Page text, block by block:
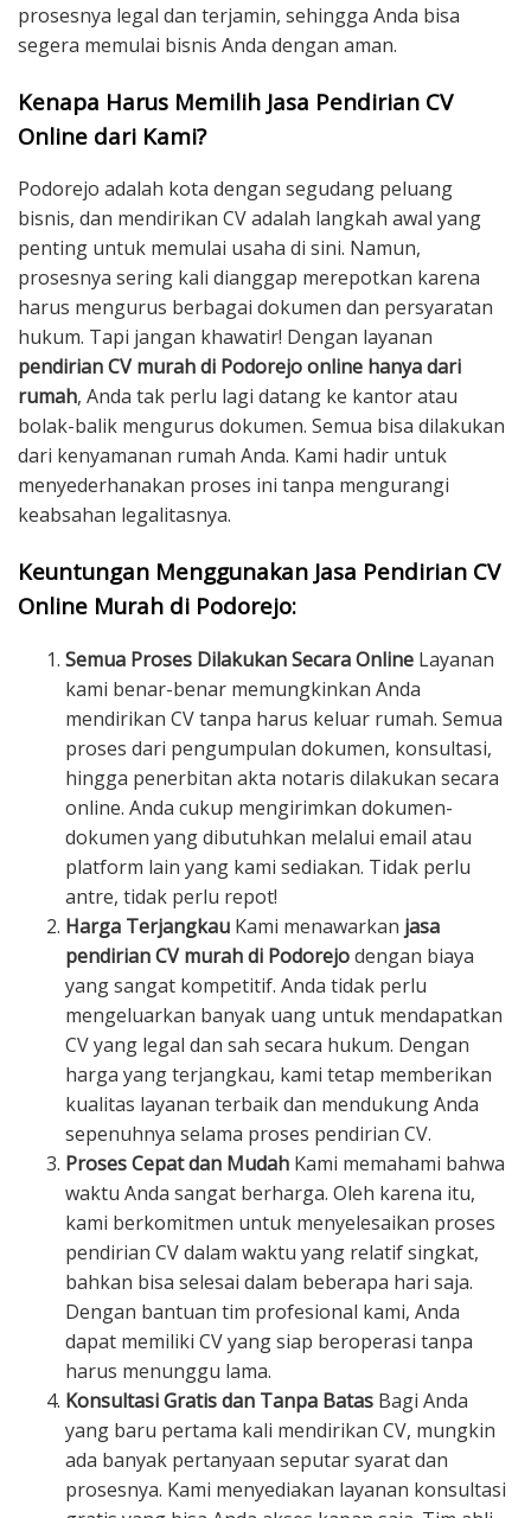
prosesnya legal dan terjamin, sehingga Anda bisa
segera memulai bisnis Anda dengan aman.
Kenapa Harus Memilih Jasa Pendirian CV
Online dari Kami?
Podorejo adalah kota dengan segudang peluang
bisnis, dan mendirikan CV adalah langkah awal yang
penting untuk memulai usaha di sini. Namun,
prosesnya sering kali dianggap merepotkan karena
harus mengurus berbagai dokumen dan persyaratan
hukum. Tapi jangan khawatir! Dengan layanan
pendirian CV murah di Podorejo online hanya dari
rumah, Anda tak perlu lagi datang ke kantor atau
bolak-balik mengurus dokumen. Semua bisa dilakukan
dari kenyamanan rumah Anda. Kami hadir untuk
menyederhanakan proses ini tanpa mengurangi
keabsahan legalitasnya.
Keuntungan Menggunakan Jasa Pendirian CV
Online Murah di Podorejo:
Semua Proses Dilakukan Secara Online Layanan
kami benar-benar memungkinkan Anda
mendirikan CV tanpa harus keluar rumah. Semua
proses dari pengumpulan dokumen, konsultasi,
hingga penerbitan akta notaris dilakukan secara
online. Anda cukup mengirimkan dokumen-
dokumen yang dibutuhkan melalui email atau
platform lain yang kami sediakan. Tidak perlu
antre, tidak perlu repot!
Harga Terjangkau Kami menawarkan jasa
pendirian CV murah di Podorejodengan biaya
yang sangat kompetitif. Anda tidak perlu
mengeluarkan banyak uang untuk mendapatkan
CV yang legal dan sah secara hukum. Dengan
harga yang terjangkau, kami tetap memberikan
kualitas layanan terbaik dan mendukung Anda
sepenuhnya selama proses pendirian CV.
Proses Cepat dan Mudah Kami memahami bahwa
waktu Anda sangat berharga. Oleh karena itu,
kami berkomitmen untuk menyelesaikan proses
pendirian CV dalam waktu yang relatif singkat,
bahkan bisa selesai dalam beberapa hari saja.
Dengan bantuan tim profesional kami, Anda
dapat memiliki CV yang siap beroperasi tanpa
harus menunggu lama.
Konsultasi Gratis dan Tanpa Batas Bagi Anda
yang baru pertama kali mendirikan CV, mungkin
ada banyak pertanyaan seputar syarat dan
prosesnya. Kami menyediakan layanan konsultasi